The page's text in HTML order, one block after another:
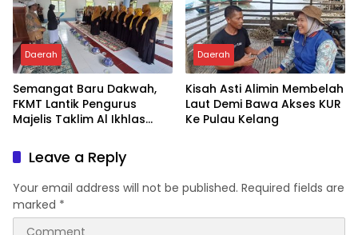
Daerah
Semangat Baru Dakwah,
FKMT Lantik Pengurus
Majelis Taklim Al Ikhlas
Daerah
Kisah Asti Alimin Membelah
Laut Demi Bawa Akses KUR
Ke Pulau Kelang
Leave a Reply
Your email address will not be published. Required fields are
marked *